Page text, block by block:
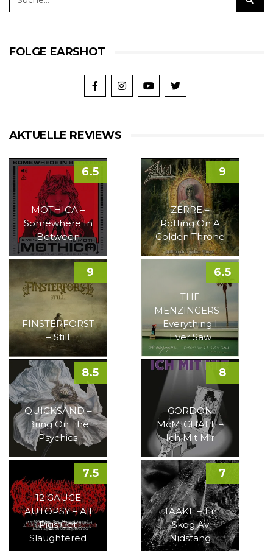
FOLGE EARSHOT
AKTUELLE REVIEWS
MOTHICA –
Somewhere In
Between
6.5
ZERRE –
Rotting On A
Golden Throne
9
FINSTERFORST
– Still
9
THE
MENZINGERS –
Everything I
Ever Saw
6.5
QUICKSAND –
Bring On The
Psychics
8.5
GORDON
McMICHAEL –
Ich Mit Mir
8
12 GAUGE
AUTOPSY – All
Pigs Get
Slaughtered
7.5
TAAKE – En
Skog Av
Nidstang
7